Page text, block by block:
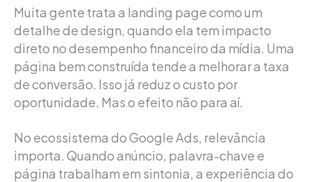
Muita gente trata a landing page como um
detalhe de design, quando ela tem impacto
direto no desempenho financeiro da mídia. Uma
página bem construída tende a melhorar a taxa
de conversão. Isso já reduz o custo por
oportunidade. Mas o efeito não para aí.
No ecossistema do Google Ads, relevância
importa. Quando anúncio, palavra-chave e
página trabalham em sintonia, a experiência do